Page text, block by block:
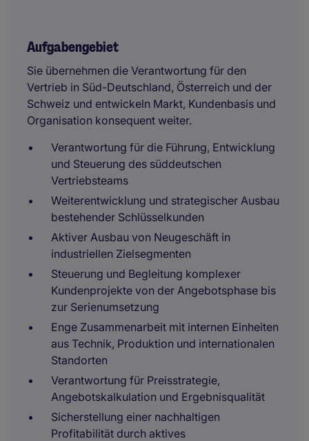
Aufgabengebiet
Sie übernehmen die Verantwortung für den
Vertrieb in Süd-Deutschland, Österreich und der
Schweiz und entwickeln Markt, Kundenbasis und
Organisation konsequent weiter.
Verantwortung für die Führung, Entwicklung
und Steuerung des süddeutschen
Vertriebsteams
Weiterentwicklung und strategischer Ausbau
bestehender Schlüsselkunden
Aktiver Ausbau von Neugeschäft in
industriellen Zielsegmenten
Steuerung und Begleitung komplexer
Kundenprojekte von der Angebotsphase bis
zur Serienumsetzung
Enge Zusammenarbeit mit internen Einheiten
aus Technik, Produktion und internationalen
Standorten
Verantwortung für Preisstrategie,
Angebotskalkulation und Ergebnisqualität
Sicherstellung einer nachhaltigen
Profitabilität durch aktives